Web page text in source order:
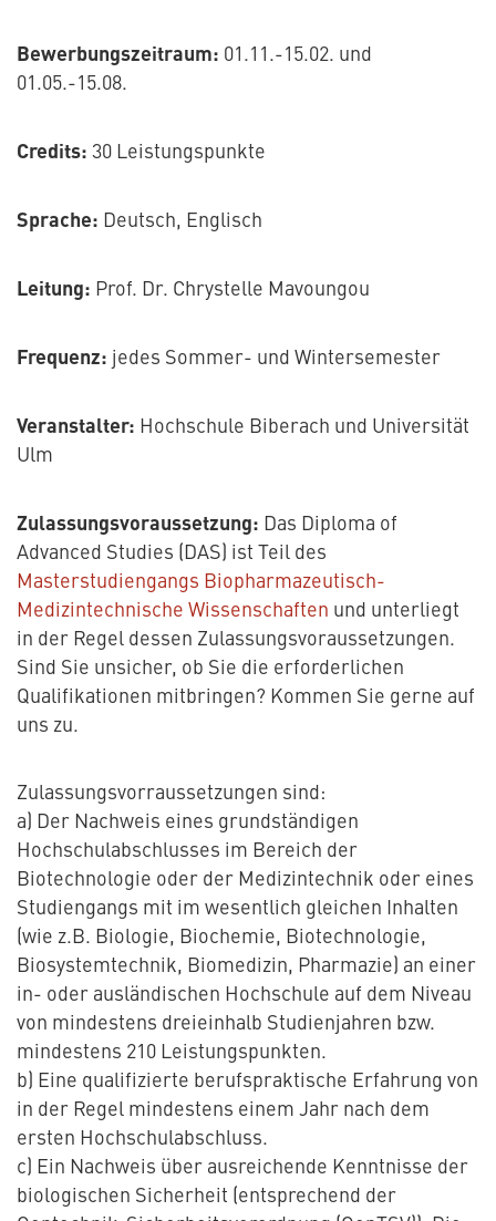
Bewerbungszeitraum: 01.11.-15.02. und
01.05.-15.08.
Credits: 30 Leistungspunkte
Sprache: Deutsch, Englisch
Leitung: Prof. Dr. Chrystelle Mavoungou
Frequenz: jedes Sommer- und Wintersemester
Veranstalter: Hochschule Biberach und Universität
Ulm
Zulassungsvoraussetzung: Das Diploma of
Advanced Studies (DAS) ist Teil des
Masterstudiengangs Biopharmazeutisch-
Medizintechnische Wissenschaften und unterliegt
in der Regel dessen Zulassungsvoraussetzungen.
Sind Sie unsicher, ob Sie die erforderlichen
Qualifikationen mitbringen? Kommen Sie gerne auf
uns zu.
Zulassungsvorraussetzungen sind:
a) Der Nachweis eines grundständigen
Hochschulabschlusses im Bereich der
Biotechnologie oder der Medizintechnik oder eines
Studiengangs mit im wesentlich gleichen Inhalten
(wie z.B. Biologie, Biochemie, Biotechnologie,
Biosystemtechnik, Biomedizin, Pharmazie) an einer
in- oder ausländischen Hochschule auf dem Niveau
von mindestens dreieinhalb Studienjahren bzw.
mindestens 210 Leistungspunkten.
b) Eine qualifizierte berufspraktische Erfahrung von
in der Regel mindestens einem Jahr nach dem
ersten Hochschulabschluss.
c) Ein Nachweis über ausreichende Kenntnisse der
biologischen Sicherheit (entsprechend der